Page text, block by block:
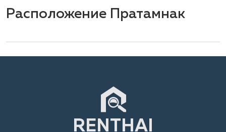
Расположение Пратамнак